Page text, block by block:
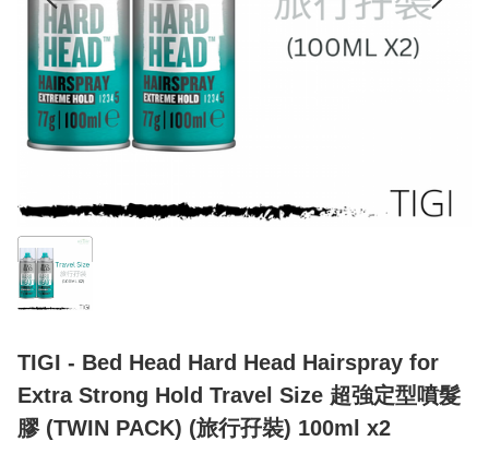
TIGI - Bed Head Hard Head Hairspray for
Extra Strong Hold Travel Size 超強定型噴髮
膠 (TWIN PACK) (旅行孖裝) 100ml x2